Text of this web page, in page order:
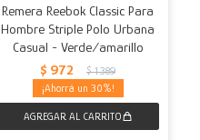
Remera Reebok Classic Para
Hombre Striple Polo Urbana
Casual - Verde/amarillo
$ 972 $ 1.389
30